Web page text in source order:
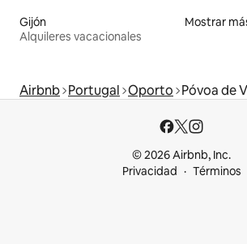
Gijón
Alquileres vacacionales
Mostrar
Airbnb Portugal Oporto Póvoa de
© 2026 Airbnb, Inc.
Privacidad
Términos